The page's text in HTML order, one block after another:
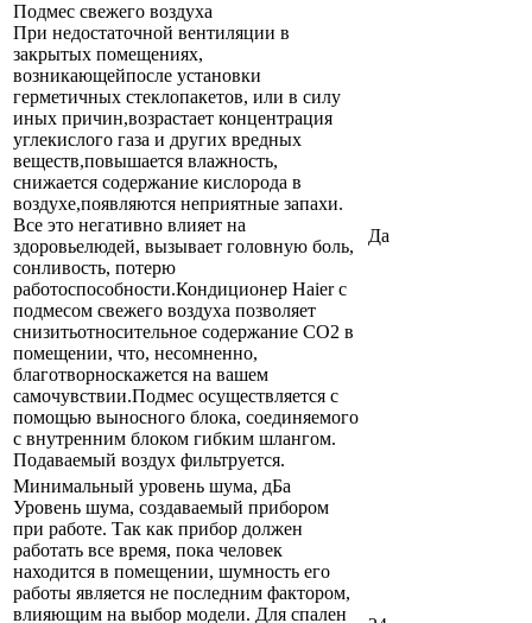
Подмес свежего воздуха
При недостаточной вентиляции в
закрытых помещениях,
возникающейпосле установки
герметичных стеклопакетов, или в силу
иных причин,возрастает концентрация
углекислого газа и других вредных
веществ,повышается влажность,
снижается содержание кислорода в
воздухе,появляются неприятные запахи.
Все это негативно влияет на
здоровьелюдей, вызывает головную боль,
сонливость, потерю
работоспособности.Кондиционер Haier с
подмесом свежего воздуха позволяет
снизитьотносительное содержание СО2 в
помещении, что, несомненно,
благотворноскажется на вашем
самочувствии.Подмес осуществляется с
помощью выносного блока, соединяемого
с внутренним блоком гибким шлангом.
Подаваемый воздух фильтруется.
Да
Минимальный уровень шума, дБа
Уровень шума, создаваемый прибором
при работе. Так как прибор должен
работать все время, пока человек
находится в помещении, шумность его
работы является не последним фактором,
влияющим на выбор модели. Для спален